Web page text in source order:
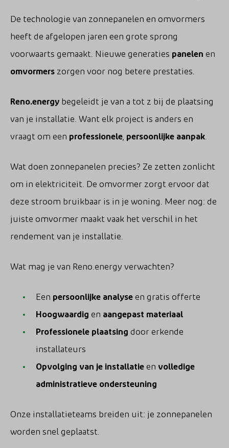
De technologie van zonnepanelen en omvormers
heeft de afgelopen jaren een grote sprong
voorwaarts gemaakt. Nieuwe generaties panelen en
omvormers zorgen voor nog betere prestaties.
Reno.energy begeleidt je van a tot z bij de plaatsing
van je installatie. Want elk project is anders en
vraagt om een professionele persoonlijke aanpak
Wat doen zonnepanelen precies? Ze zetten zonlicht
om in elektriciteit. De omvormer zorgt ervoor dat
deze stroom bruikbaar is in je woning. Meer nog: de
juiste omvormer maakt vaak het verschil in het
rendement van je installatie.
Wat mag je van Reno.energy verwachten?
Een persoonlijke analyse en gratis offerte
Hoogwaardig en aangepast materiaal
Professionele plaatsing door erkende
installateurs
Opvolging van je installatie en volledige
administratieve ondersteuning
Onze installatieteams breiden uit: je zonnepanelen
worden snel geplaatst.